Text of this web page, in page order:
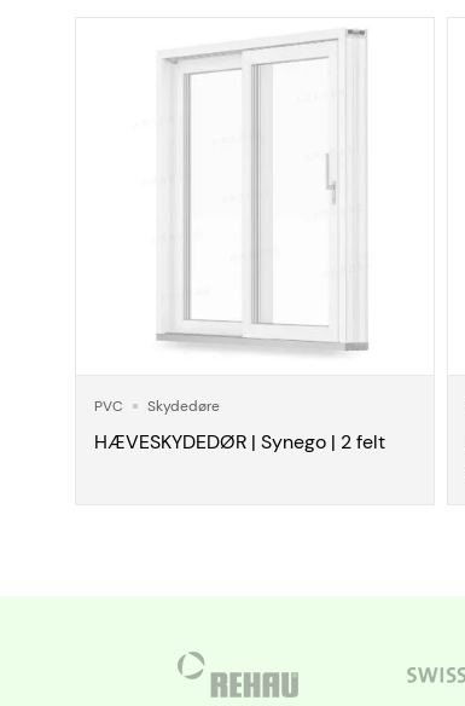
PVC Skydedøre
HÆVESKYDEDØR | Synego | 2 felt